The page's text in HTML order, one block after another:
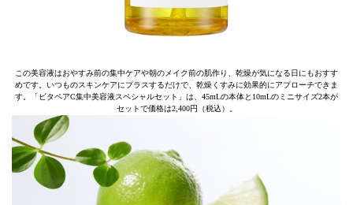
この美容液はおやすみ前の集中ケアや朝のメイク前の肌作り、乾燥が気になる日にもおすす
めです。いつものスキンケアにプラスするだけで、乾燥くすみに効果的にアプローチできま
す。「ビタペアC集中美容液スペシャルセット」は、45mLの本体と10mLのミニサイズ2本が
セットで価格は2,400円（税込）。